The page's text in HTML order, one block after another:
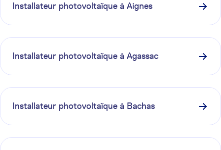
Installateur photovoltaïque à Aignes
Installateur photovoltaïque à Agassac
Installateur photovoltaïque à Bachas